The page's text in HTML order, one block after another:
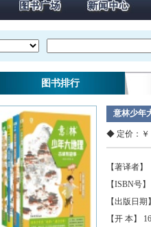
图书排行
意林少年
◆ 定价：￥
【著译者】
【ISBN号
【出版日期
【开 本】 16